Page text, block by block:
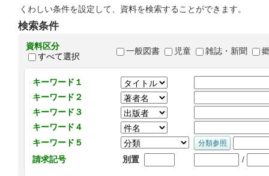
くわしい条件を設定して、資料を検索することができます。
検索条件
資料区分
すべて選択
一般図書 児童 雑誌・新聞
キーワード１
キーワード２
キーワード３
キーワード４
キーワード５
請求記号
別置 /